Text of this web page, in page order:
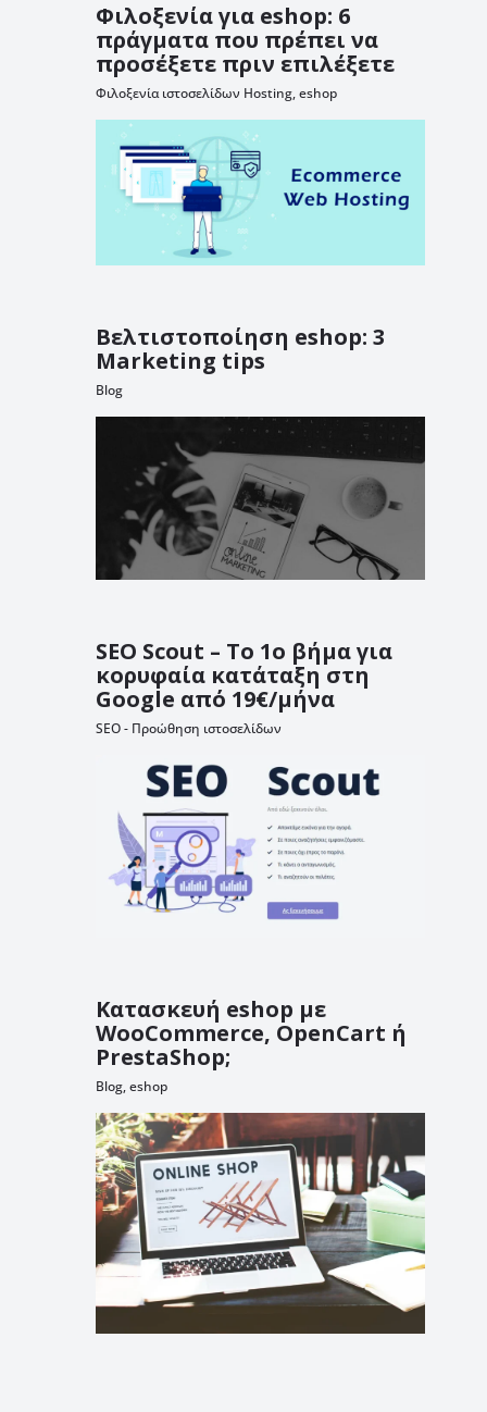
Φιλοξενία για eshop: 6
πράγματα που πρέπει να
προσέξετε πριν επιλέξετε
Φιλοξενία ιστοσελίδων Hosting,eshop
Βελτιστοποίηση eshop: 3
Marketing tips
Blog
SEO Scout – Το 1ο βήμα για
κορυφαία κατάταξη στη
Google από 19€/μήνα
SEO - Προώθηση ιστοσελίδων
Κατασκευή eshop με
WooCommerce, OpenCart ή
PrestaShop;
Blog,eshop